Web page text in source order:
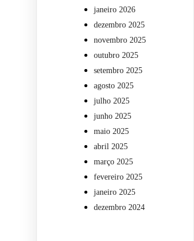
janeiro 2026
dezembro 2025
novembro 2025
outubro 2025
setembro 2025
agosto 2025
julho 2025
junho 2025
maio 2025
abril 2025
março 2025
fevereiro 2025
janeiro 2025
dezembro 2024